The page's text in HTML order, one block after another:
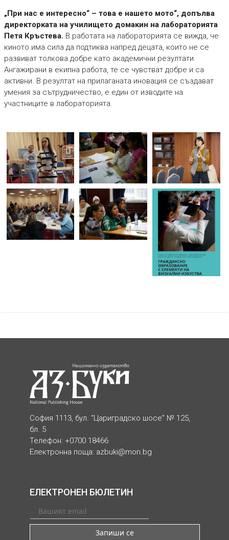
„При нас е интересно“ – това е нашето мото“, допълва
директорката на училището домакин на лабораторията
Петя Кръстева. В работата на лабораторията се вижда, че
киното има сила да подтиква напред децата, които не се
развиват толкова добре като академични резултати.
Ангажирани в екипна работа, те се чувстват добре и са
активни. В резултат на прилаганата иновация се създават
умения за сътрудничество, е един от изводите на
участниците в лабораторията.
София 1113, бул. “Цариградско шосе” № 125,
бл. 5
Телефон: +0700 18466
Електронна поща: azbuki@mon.bg
ЕЛЕКТРОНЕН БЮЛЕТИН
Запиши се